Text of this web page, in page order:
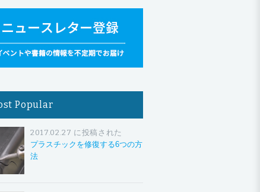
Popular
2017.02.27 に投稿された
プラスチックを修復する6つの方
法